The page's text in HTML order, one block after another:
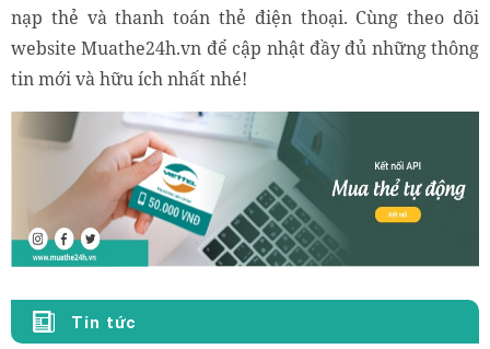
nạp thẻ và thanh toán thẻ điện thoại. Cùng theo dõi
website Muathe24h.vn để cập nhật đầy đủ những thông
tin mới và hữu ích nhất nhé!
Tin tức